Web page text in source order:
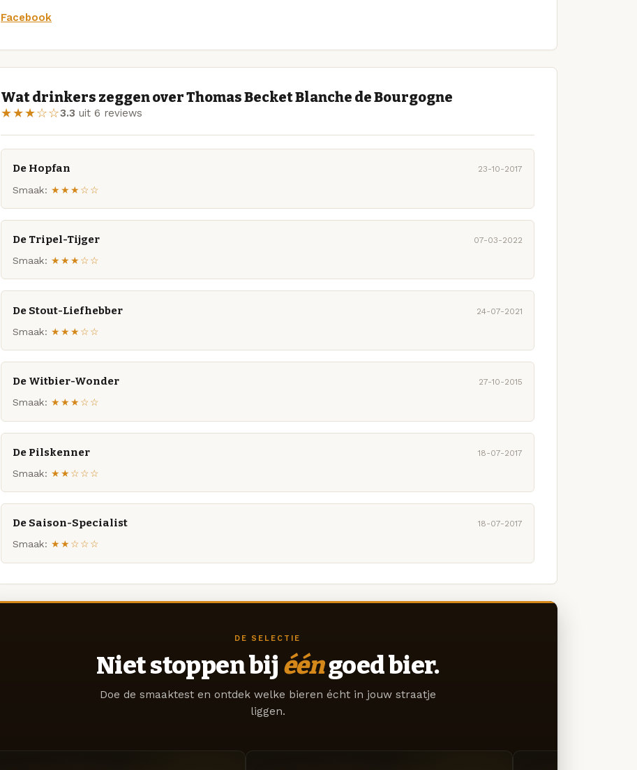
Facebook
Wat drinkers zeggen over Thomas Becket Blanche de Bourgogne
★★★☆☆3.3 uit 6 reviews
De Hopfan 23-10-2017
Smaak: ★★★☆☆
De Tripel-Tijger 07-03-2022
Smaak: ★★★☆☆
De Stout-Liefhebber 24-07-2021
Smaak: ★★★☆☆
De Witbier-Wonder 27-10-2015
Smaak: ★★★☆☆
De Pilskenner 18-07-2017
Smaak: ★★☆☆☆
De Saison-Specialist 18-07-2017
Smaak: ★★☆☆☆
DE SELECTIE
Niet stoppen bij ééngoed bier.
Doe de smaaktest en ontdek welke bieren écht in jouw straatje
liggen.